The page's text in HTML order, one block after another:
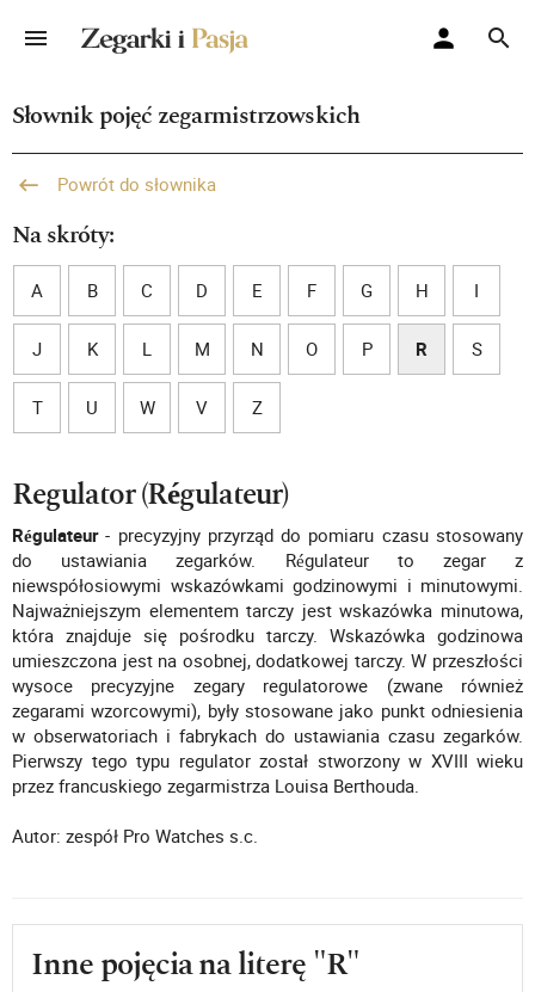
Słownik pojęć zegarmistrzowskich
Powrót do słownika
Na skróty:
A B C D E F G H I
J K L M N O P R S
T U W V Z
Regulator (Régulateur)
Régulateur- precyzyjny przyrząd do pomiaru czasu stosowany
do ustawiania zegarków. Régulateur to zegar z
niewspółosiowymi wskazówkami godzinowymi i minutowymi.
Najważniejszym elementem tarczy jest wskazówka minutowa,
która znajduje się pośrodku tarczy. Wskazówka godzinowa
umieszczona jest na osobnej, dodatkowej tarczy. W przeszłości
wysoce precyzyjne zegary regulatorowe (zwane również
zegarami wzorcowymi), były stosowane jako punkt odniesienia
w obserwatoriach i fabrykach do ustawiania czasu zegarków.
Pierwszy tego typu regulator został stworzony w XVIII wieku
przez francuskiego zegarmistrza Louisa Berthouda.
Autor: zespół Pro Watches s.c.
Inne pojęcia na literę "R"